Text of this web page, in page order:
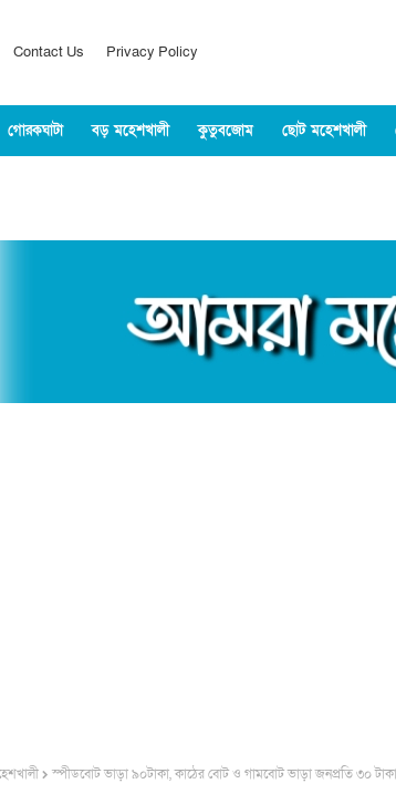
Contact Us Privacy Policy
গোরকঘাটা বড় মহেশখালী কুতুবজোম ছোট মহেশখালী
স্পীডবোট ভাড়া ৯০টাকা, কাঠের বোট ও গামবোট ভাড়া জনপ্রতি ৩০